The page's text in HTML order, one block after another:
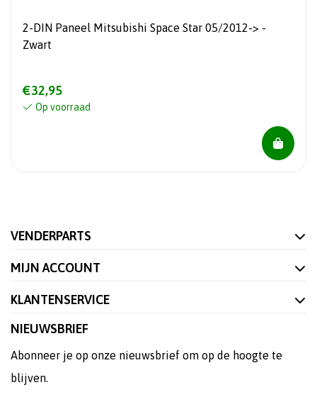
2-DIN Paneel Mitsubishi Space Star 05/2012-> -
Zwart
€32,95
Op voorraad
VENDERPARTS
MIJN ACCOUNT
KLANTENSERVICE
NIEUWSBRIEF
Abonneer je op onze nieuwsbrief om op de hoogte te
blijven.